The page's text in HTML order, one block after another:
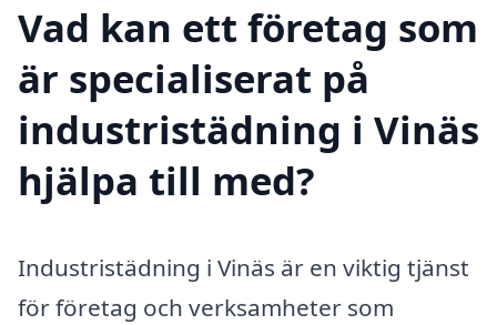
Vad kan ett företag som
är specialiserat på
industristädning i Vinäs
hjälpa till med?
Industristädning i Vinäs är en viktig tjänst
för företag och verksamheter som